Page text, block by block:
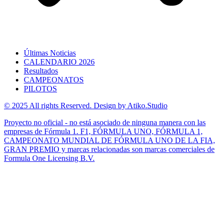
Últimas Noticias
CALENDARIO 2026
Resultados
CAMPEONATOS
PILOTOS
© 2025 All rights Reserved. Design by Atiko.Studio
Proyecto no oficial - no está asociado de ninguna manera con las
empresas de Fórmula 1. F1, FÓRMULA UNO, FÓRMULA 1,
CAMPEONATO MUNDIAL DE FÓRMULA UNO DE LA FIA,
GRAN PREMIO y marcas relacionadas son marcas comerciales de
Formula One Licensing B.V.